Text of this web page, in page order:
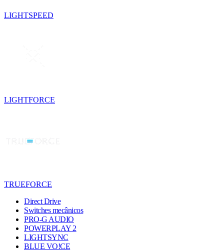
LIGHTSPEED
LIGHTFORCE
TRUEFORCE
Direct Drive
Switches mecânicos
PRO-G AUDIO
POWERPLAY 2
LIGHTSYNC
BLUE VO!CE